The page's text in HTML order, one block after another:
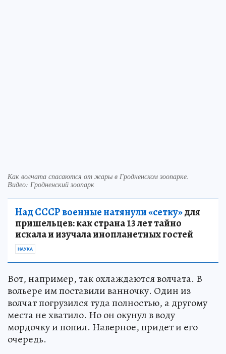
Как волчата спасаются от жары в Гродненском зоопарке.
Видео: Гродненский зоопарк
Над СССР военные натянули «сетку»для
пришельцев: как страна 13 лет тайно
искала и изучала инопланетных гостей
НАУКА
Вот, например, так охлаждаются волчата. В
вольере им поставили ванночку. Один из
волчат погрузился туда полностью, а другому
места не хватило. Но он окунул в воду
мордочку и попил. Наверное, придет и его
очередь.